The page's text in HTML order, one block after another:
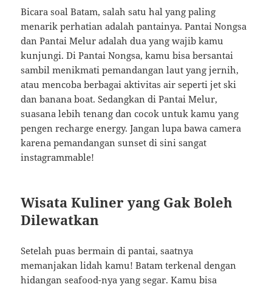
Bicara soal Batam, salah satu hal yang paling
menarik perhatian adalah pantainya. Pantai Nongsa
dan Pantai Melur adalah dua yang wajib kamu
kunjungi. Di Pantai Nongsa, kamu bisa bersantai
sambil menikmati pemandangan laut yang jernih,
atau mencoba berbagai aktivitas air seperti jet ski
dan banana boat. Sedangkan di Pantai Melur,
suasana lebih tenang dan cocok untuk kamu yang
pengen recharge energy. Jangan lupa bawa camera
karena pemandangan sunset di sini sangat
instagrammable!
Wisata Kuliner yang Gak Boleh
Dilewatkan
Setelah puas bermain di pantai, saatnya
memanjakan lidah kamu! Batam terkenal dengan
hidangan seafood-nya yang segar. Kamu bisa